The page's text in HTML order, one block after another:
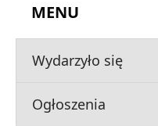
MENU
Wydarzyło się
Ogłoszenia